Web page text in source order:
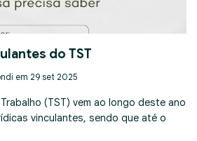
do TST
em 29 set 2025
(TST) vem ao longo deste ano
vinculantes, sendo que até o